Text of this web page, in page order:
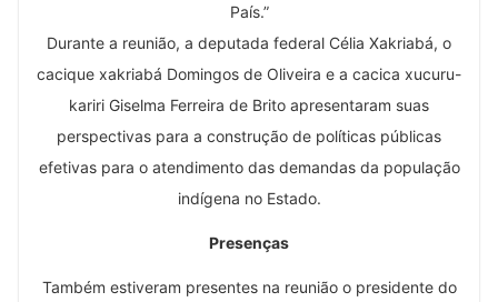
País.”
Durante a reunião, a deputada federal Célia Xakriabá, o
cacique xakriabá Domingos de Oliveira e a cacica xucuru-
kariri Giselma Ferreira de Brito apresentaram suas
perspectivas para a construção de políticas públicas
efetivas para o atendimento das demandas da população
indígena no Estado.
Presenças
Também estiveram presentes na reunião o presidente do